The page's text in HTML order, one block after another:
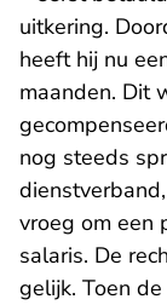
uitkering.
heeft hij nu
maanden. Dit
nog steeds
vroeg om een
salaris. De
gelijk. Toen